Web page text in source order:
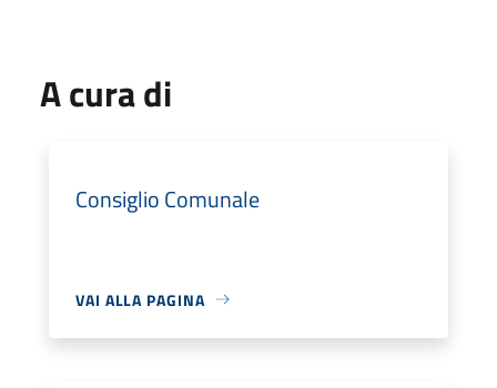
A cura di
Consiglio Comunale
VAI ALLA PAGINA